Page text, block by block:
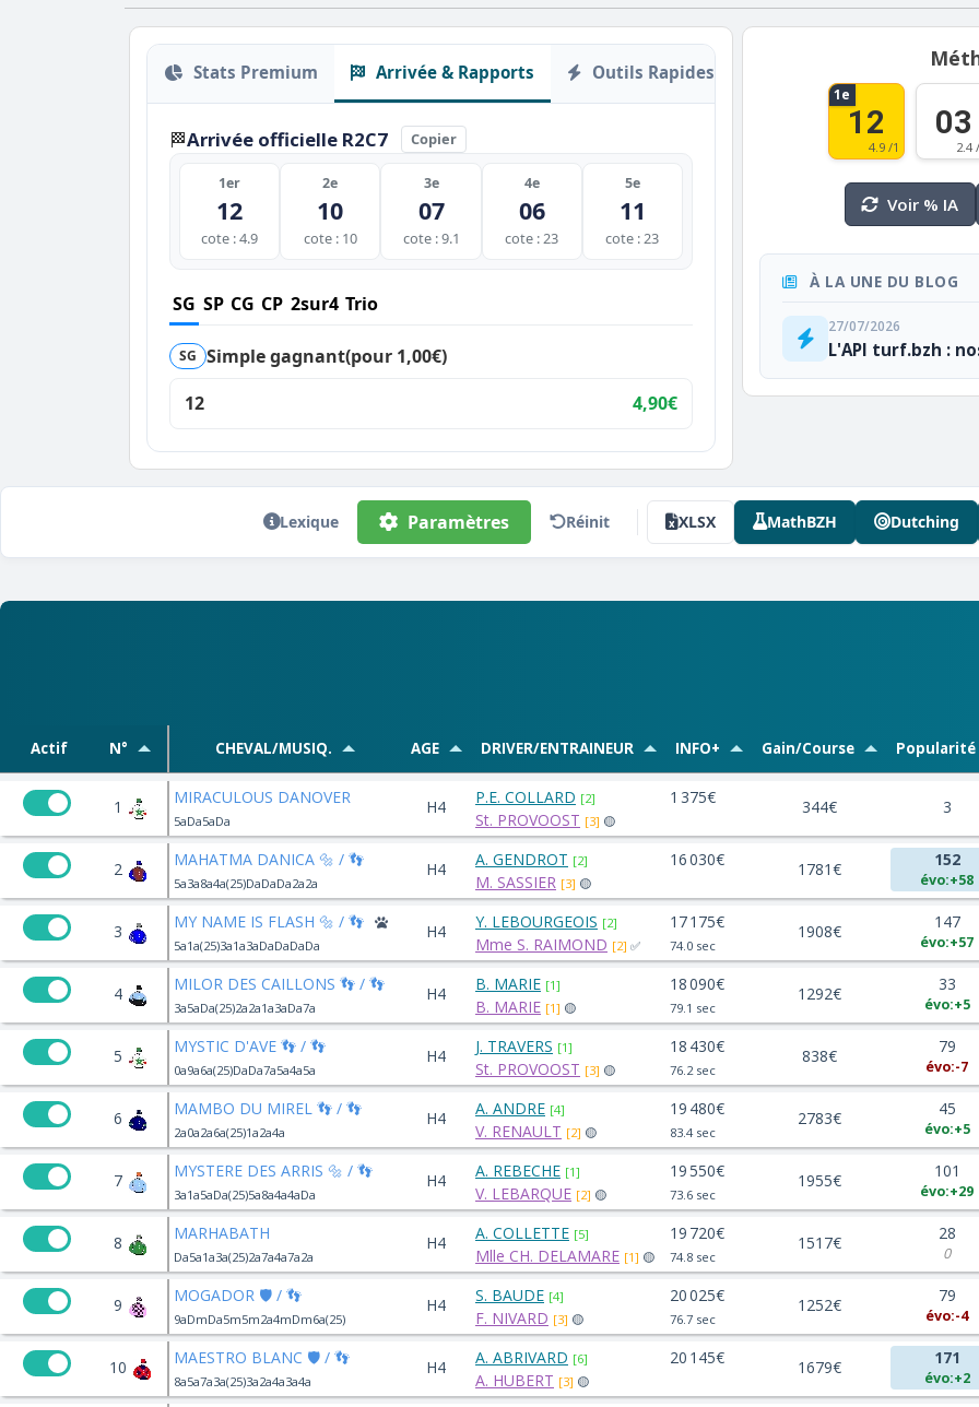
Stats Premium Arrivée & Rapports Outils Rapides
🏁Arrivée officielle R2C7 Copier
1er
12
cote : 4.9
2e
10
cote : 10
3e
07
cote : 9.1
4e
06
cote : 23
5e
11
cote : 23
SG SP CG CP 2sur4 Trio
SG Simple gagnant(pour 1,00€)
12
4,90€
1e
12
4.9 /1
03
2.4
Voir % IA
À LA UNE DU BLOG
27/07/2026
L'API turf.bzh :
Lexique Paramètres Réinit XLSX MathBZH Dutching
Actif N° CHEVAL/MUSIQ. AGE DRIVER/ENTRAINEUR INFO+ Gain/Course Popularité
1 MIRACULOUS DANOVER
5aDa5aDa
H4 P.E. COLLARD [2]
St. PROVOOST [3] 🟡
1 375€ 344€ 3
2 MAHATMA DANICA 🔩 / 👣
5a3a8a4a(25)DaDaDa2a2a
H4 A. GENDROT [2]
M. SASSIER [3] 🟡
16 030€ 1781€ 152
évo:+58
3 MY NAME IS FLASH 🔩 / 👣
5a1a(25)3a1a3aDaDaDaDa
H4 Y. LEBOURGEOIS [2]
Mme S. RAIMOND [2] ✅
17 175€
74.0 sec
1908€ 147
évo:+57
4 MILOR DES CAILLONS 👣 / 👣
3a5aDa(25)2a2a1a3aDa7a
H4 B. MARIE [1]
B. MARIE [1] 🟡
18 090€
79.1 sec
1292€ 33
évo:+5
5 MYSTIC D'AVE 👣 / 👣
0a9a6a(25)DaDa7a5a4a5a
H4 J. TRAVERS [1]
St. PROVOOST [3] 🟡
18 430€
76.2 sec
838€ 79
évo:-7
6 MAMBO DU MIREL 👣 / 👣
2a0a2a6a(25)1a2a4a
H4 A. ANDRE [4]
V. RENAULT [2] 🟡
19 480€
83.4 sec
2783€ 45
évo:+5
7 MYSTERE DES ARRIS 🔩 / 👣
3a1a5aDa(25)5a8a4a4aDa
H4 A. REBECHE [1]
V. LEBARQUE [2] 🟡
19 550€
73.6 sec
1955€ 101
évo:+29
8 MARHABATH
Da5a1a3a(25)2a7a4a7a2a
H4 A. COLLETTE [5]
Mlle CH. DELAMARE [1] 🟡
19 720€
74.8 sec
1517€ 28
0
9 MOGADOR 🛡️ / 👣
9aDmDa5m5m2a4mDm6a(25)
H4 S. BAUDE [4]
F. NIVARD [3] 🟡
20 025€
76.7 sec
1252€ 79
évo:-4
10 MAESTRO BLANC 🛡️ / 👣
8a5a7a3a(25)3a2a4a3a4a
H4 A. ABRIVARD [6]
A. HUBERT [3] 🟡
20 145€ 1679€ 171
évo:+2